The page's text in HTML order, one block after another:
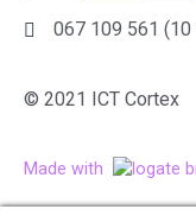
067 109 561 (10
© 2021 ICT Cortex
Made with